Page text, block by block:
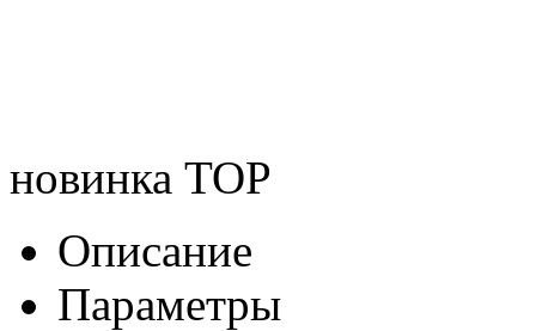
новинка TOP
Описание
Параметры